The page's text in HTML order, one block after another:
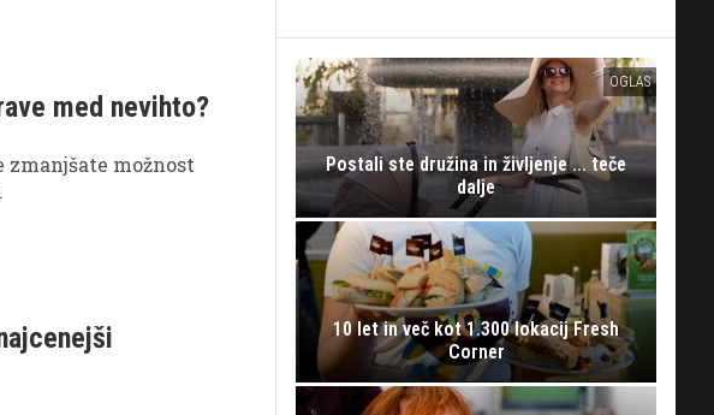
med nevihto?
možnost
OGLAS
Postali ste družina in življenje ... teče
dalje
10 let in več kot 1.300 lokacij Fresh
Corner